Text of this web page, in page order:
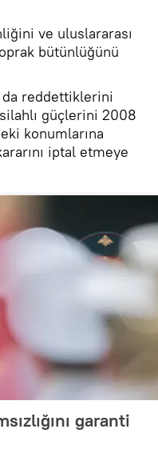
ve uluslararası
bütünlüğünü
da reddettiklerini
güçlerini 2008
konumlarına
iptal etmeye
garanti